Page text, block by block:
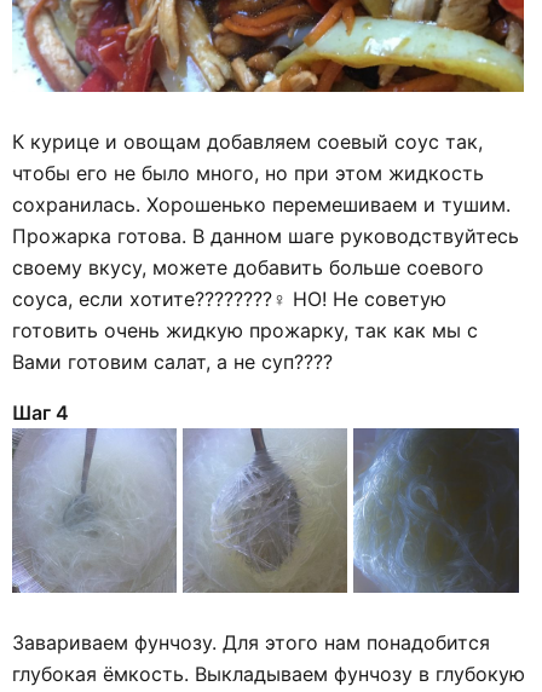
К курице и овощам добавляем соевый соус так,
чтобы его не было много, но при этом жидкость
сохранилась. Хорошенько перемешиваем и тушим.
Прожарка готова. В данном шаге руководствуйтесь
своему вкусу, можете добавить больше соевого
соуса, если хотите????????‍♀️ НО! Не советую
готовить очень жидкую прожарку, так как мы с
Вами готовим салат, а не суп????
Шаг 4
Завариваем фунчозу. Для этого нам понадобится
глубокая ёмкость. Выкладываем фунчозу в глубокую